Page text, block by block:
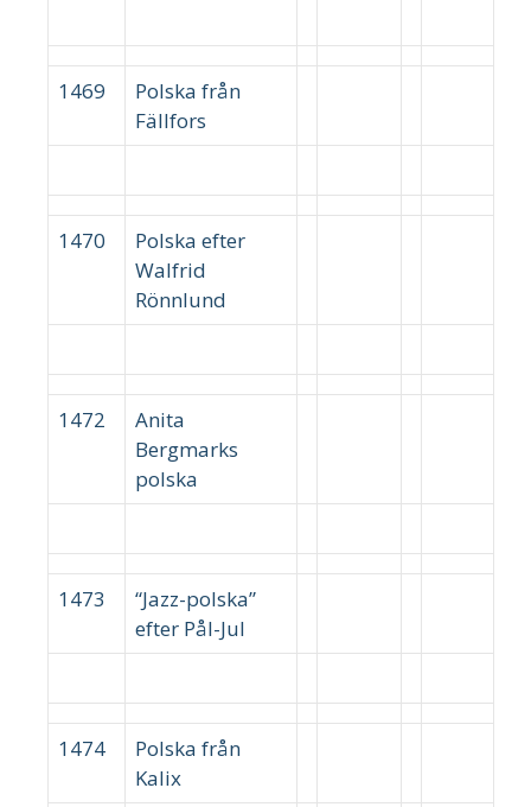
1469
Polska från
Fällfors
1470
Polska efter
Walfrid
Rönnlund
1472
Anita
Bergmarks
polska
1473
“Jazz-polska”
efter Pål-Jul
1474
Polska från
Kalix